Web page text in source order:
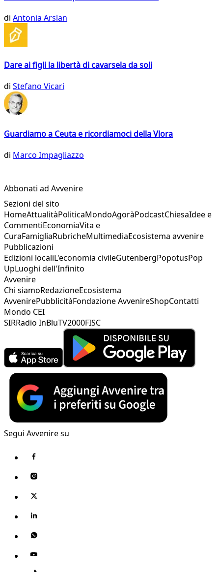
di Antonia Arslan
Dare ai figli la libertà di cavarsela da soli
di Stefano Vicari
Guardiamo a Ceuta e ricordiamoci della Vlora
di Marco Impagliazzo
Abbonati ad Avvenire
Sezioni del sito
HomeAttualitàPoliticaMondoAgoràPodcastChiesaIdee e
CommentiEconomiaVita e
CuraFamigliaRubricheMultimediaEcosistema avvenire
Pubblicazioni
Edizioni localiL'economia civileGutenbergPopotusPop
UpLuoghi dell'Infinito
Avvenire
Chi siamoRedazioneEcosistema
AvvenirePubblicitàFondazione AvvenireShopContatti
Mondo CEI
SIRRadio InBluTV2000FISC
Segui Avvenire su